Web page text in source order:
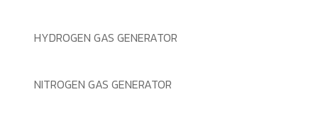
HYDROGEN GAS GENERATOR
NITROGEN GAS GENERATOR